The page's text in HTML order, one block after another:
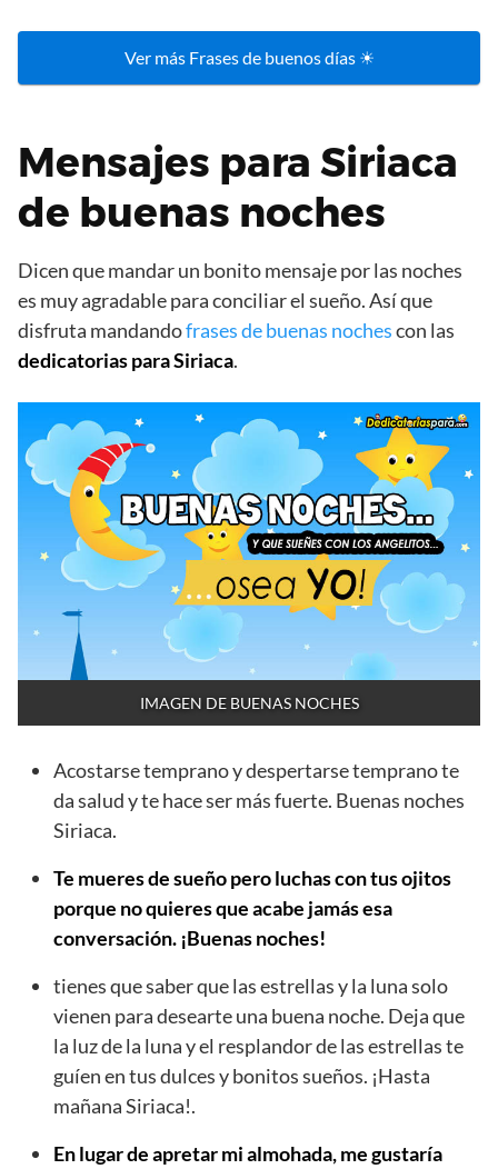
Ver más Frases de buenos días ☀
Mensajes para Siriaca
de buenas noches
Dicen que mandar un bonito mensaje por las noches
es muy agradable para conciliar el sueño. Así que
disfruta mandandofrases de buenas nochescon las
dedicatorias para Siriaca.
IMAGEN DE BUENAS NOCHES
Acostarse temprano y despertarse temprano te
da salud y te hace ser más fuerte. Buenas noches
Siriaca.
Te mueres de sueño pero luchas con tus ojitos
porque no quieres que acabe jamás esa
conversación. ¡Buenas noches!
tienes que saber que las estrellas y la luna solo
vienen para desearte una buena noche. Deja que
la luz de la luna y el resplandor de las estrellas te
guíen en tus dulces y bonitos sueños. ¡Hasta
mañana Siriaca!.
En lugar de apretar mi almohada, me gustaría